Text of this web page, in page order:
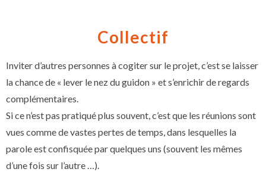
Collectif
Inviter d’autres personnes à cogiter sur le projet, c’est se laisser
la chance de « lever le nez du guidon » et s’enrichir de regards
complémentaires.
Si ce n’est pas pratiqué plus souvent, c’est que les réunions sont
vues comme de vastes pertes de temps, dans lesquelles la
parole est confisquée par quelques uns (souvent les mêmes
d’une fois sur l’autre …).